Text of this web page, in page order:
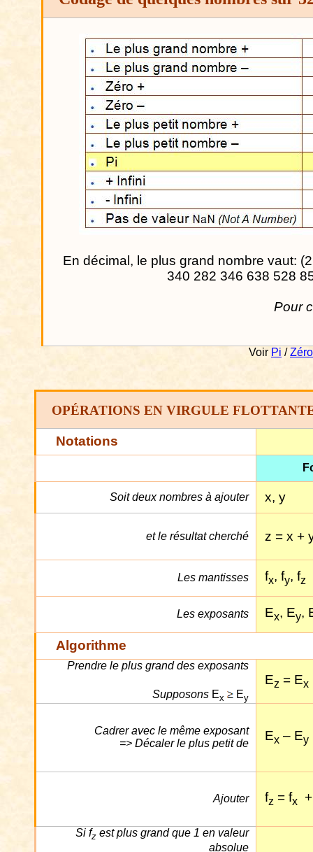
En décimal, le plus grand nombre vaut: (2
340 282 346 638 528
Pour
Voir Pi /Zéro
OPÉRATIONS EN VIRGULE
Notations
Soit deux nombres à ajouter x, y
et le résultat cherché z = x +
Les mantisses fx, fy, fz
Les exposants Ex, Ey,
Algorithme
Prendre le plus grand des exposants
Supposons Ex Ey
Ez = Ex
Cadrer avec le même exposant
=> Décaler le plus petit de
Ex– Ey
Ajouter fz = fx
Si fz est plus grand que 1 en valeur
absolue